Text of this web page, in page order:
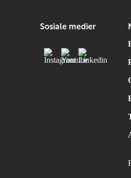
Sosiale medier